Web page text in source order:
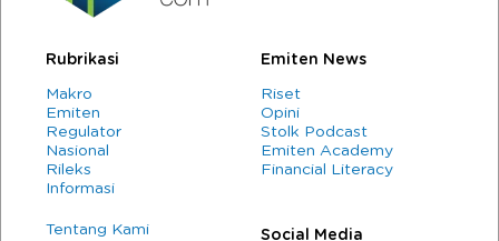
Rubrikasi
Makro
Emiten
Regulator
Nasional
Rileks
Informasi
Emiten News
Riset
Opini
Stolk Podcast
Emiten Academy
Financial Literacy
Tentang Kami Social Media